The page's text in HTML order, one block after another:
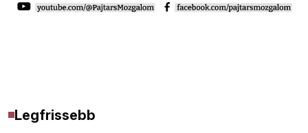
Legfrissebb